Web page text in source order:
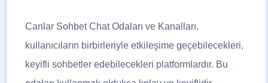
Canlar Sohbet Chat Odaları ve Kanalları,
kullanıcıların birbirleriyle etkileşime geçebilecekleri,
keyifli sohbetler edebilecekleri platformlardır. Bu